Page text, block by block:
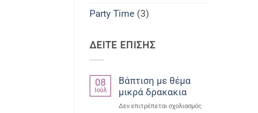
Party Time (3)
ΔΕΙΤΕ ΕΠΙΣΗΣ
08
Ιούλ
Βάπτιση με θέμα
μικρά δρακακια
Δεν επιτρέπεται σχολιασμόςστο